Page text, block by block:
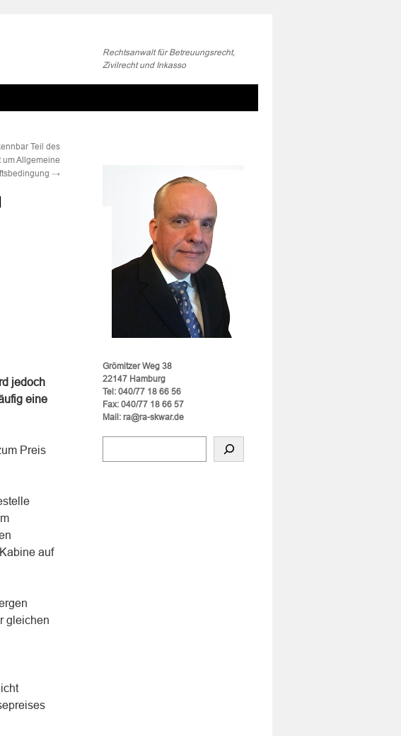
Rechtsanwalt für Betreuungsrecht,
Zivilrecht und Inkasso
Teil des
Allgemeine
→
jedoch
eine
Preis
auf
gleichen
Grömitzer Weg 38
22147 Hamburg
Tel: 040/77 18 66 56
Fax: 040/77 18 66 57
Mail: ra@ra-skwar.de